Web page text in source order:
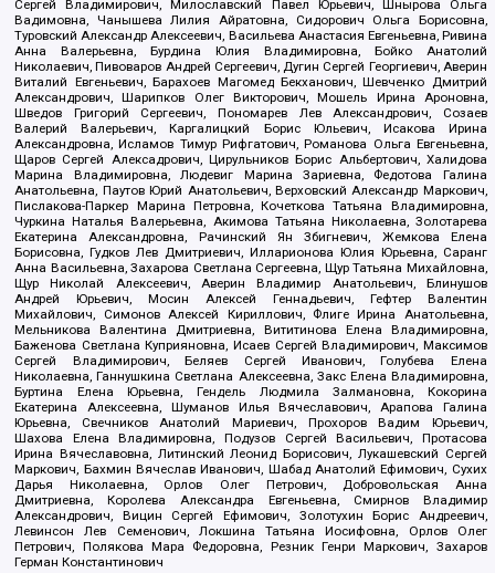
Сергей Владимирович, Милославский Павел Юрьевич, Шнырова Ольга
Вадимовна, Чанышева Лилия Айратовна, Сидорович Ольга Борисовна,
Туровский Александр Алексеевич, Васильева Анастасия Евгеньевна, Ривина
Анна Валерьевна, Бурдина Юлия Владимировна, Бойко Анатолий
Николаевич, Пивоваров Андрей Сергеевич, Дугин Сергей Георгиевич, Аверин
Виталий Евгеньевич, Барахоев Магомед Бекханович, Шевченко Дмитрий
Александрович, Шарипков Олег Викторович, Мошель Ирина Ароновна,
Шведов Григорий Сергеевич, Пономарев Лев Александрович, Созаев
Валерий Валерьевич, Каргалицкий Борис Юльевич, Исакова Ирина
Александровна, Исламов Тимур Рифгатович, Романова Ольга Евгеньевна,
Щаров Сергей Алексадрович, Цирульников Борис Альбертович, Халидова
Марина Владимировна, Людевиг Марина Зариевна, Федотова Галина
Анатольевна, Паутов Юрий Анатольевич, Верховский Александр Маркович,
Пислакова-Паркер Марина Петровна, Кочеткова Татьяна Владимировна,
Чуркина Наталья Валерьевна, Акимова Татьяна Николаевна, Золотарева
Екатерина Александровна, Рачинский Ян Збигневич, Жемкова Елена
Борисовна, Гудков Лев Дмитриевич, Илларионова Юлия Юрьевна, Саранг
Анна Васильевна, Захарова Светлана Сергеевна, Щур Татьяна Михайловна,
Щур Николай Алексеевич, Аверин Владимир Анатольевич, Блинушов
Андрей Юрьевич, Мосин Алексей Геннадьевич, Гефтер Валентин
Михайлович, Симонов Алексей Кириллович, Флиге Ирина Анатольевна,
Мельникова Валентина Дмитриевна, Вититинова Елена Владимировна,
Баженова Светлана Куприяновна, Исаев Сергей Владимирович, Максимов
Сергей Владимирович, Беляев Сергей Иванович, Голубева Елена
Николаевна, Ганнушкина Светлана Алексеевна, Закс Елена Владимировна,
Буртина Елена Юрьевна, Гендель Людмила Залмановна, Кокорина
Екатерина Алексеевна, Шуманов Илья Вячеславович, Арапова Галина
Юрьевна, Свечников Анатолий Мариевич, Прохоров Вадим Юрьевич,
Шахова Елена Владимировна, Подузов Сергей Васильевич, Протасова
Ирина Вячеславовна, Литинский Леонид Борисович, Лукашевский Сергей
Маркович, Бахмин Вячеслав Иванович, Шабад Анатолий Ефимович, Сухих
Дарья Николаевна, Орлов Олег Петрович, Добровольская Анна
Дмитриевна, Королева Александра Евгеньевна, Смирнов Владимир
Александрович, Вицин Сергей Ефимович, Золотухин Борис Андреевич,
Левинсон Лев Семенович, Локшина Татьяна Иосифовна, Орлов Олег
Петрович, Полякова Мара Федоровна, Резник Генри Маркович, Захаров
Герман Константинович